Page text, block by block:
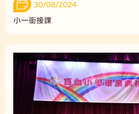
30/08/2024
小一銜接課